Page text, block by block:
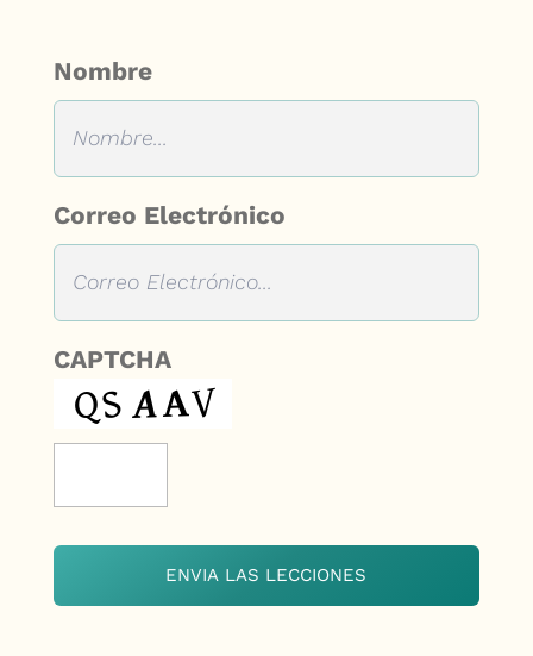
Nombre
Correo Electrónico
CAPTCHA